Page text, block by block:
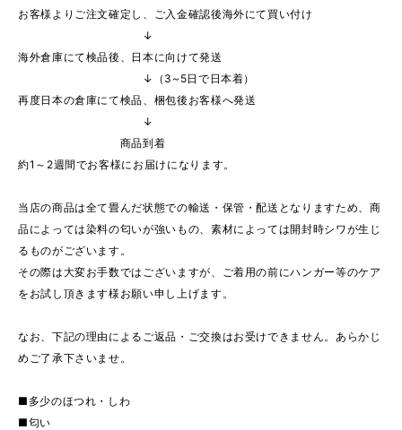
お客様よりご注文確定し、ご入金確認後海外にて買い付け
↓
海外倉庫にて検品後、日本に向けて発送
↓（3~5日で日本着）
再度日本の倉庫にて検品、梱包後お客様へ発送
↓
商品到着
約1～2週間でお客様にお届けになります。
当店の商品は全て畳んだ状態での輸送・保管・配送となりますため、商
品によっては染料の匂いが強いもの、素材によっては開封時シワが生じ
るものがございます。
その際は大変お手数ではございますが、ご着用の前にハンガー等のケア
をお試し頂きます様お願い申し上げます。
なお、下記の理由によるご返品・ご交換はお受けできません。あらかじ
めご了承下さいませ。
■多少のほつれ・しわ
■匂い